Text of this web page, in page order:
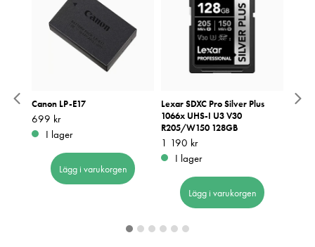
II
Canon LP-E17
Pris: 699 kr
699 kr
I lager
Lägg i varukorgen
Lexar SDXC Pro Silver Plus
1066x UHS-I U3 V30
R205/W150 128GB
Pris:1 190 kr
1 190 kr
I lager
Lägg i varukorgen
NiSi